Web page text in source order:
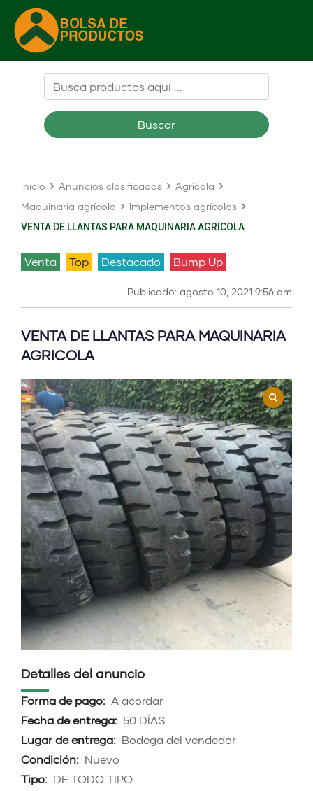
Buscar
Inicio Anuncios clasificados
Agrícola
Maquinaria agrícola
Implementos agrícolas
VENTA DE LLANTAS PARA MAQUINARIA AGRICOLA
venta Top Destacado Bump Up
Publicado: agosto 10, 2021 9:56 am
VENTA DE LLANTAS PARA MAQUINARIA
AGRICOLA
Detalles del anuncio
Forma de pago: A acordar
Fecha de entrega: 50 DÍAS
Lugar de entrega: Bodega del vendedor
Condición: Nuevo
Tipo: DE TODO TIPO